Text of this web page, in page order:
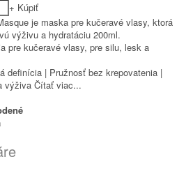
+ Kúpiť
je maska pre kučeravé vlasy, ktorá
výživu a hydratáciu 200ml.
pre kučeravé vlasy, pre silu, lesk a
definícia | Pružnosť bez krepovatenia |
výživa Čítať viac...